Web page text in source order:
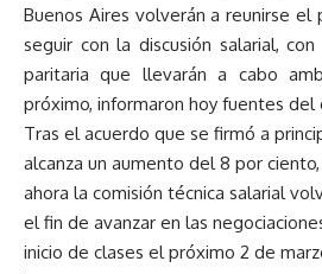
Buenos Aires volverán a reunirse el
seguir con la discusión salarial,
paritaria que llevarán a cabo
próximo, informaron hoy fuentes del
Tras el acuerdo que se firmó a
alcanza un aumento del 8 por
ahora la comisión técnica salarial
el fin de avanzar en las
inicio de clases el próximo 2 de